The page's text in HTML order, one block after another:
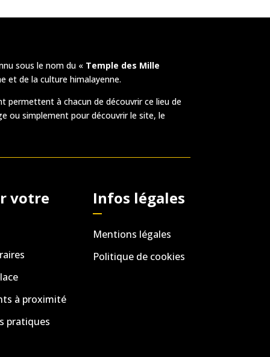
sous le nom du « Temple des Mille
et de la culture himalayenne.
permettent à chacun de découvrir ce lieu de
ou simplement pour découvrir le site, le
votre
à proximité
pratiques
Infos légales
Mentions légales
Politique de cookies